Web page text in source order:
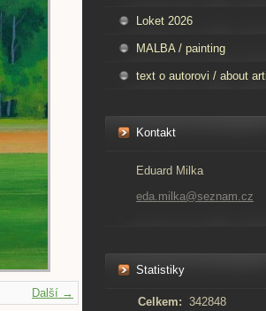
Další →
Loket 2026
MALBA / painting
text o autorovi / about
Kontakt
Eduard Milka
eda.milka@seznam.cz
Statistiky
Celkem: 342848